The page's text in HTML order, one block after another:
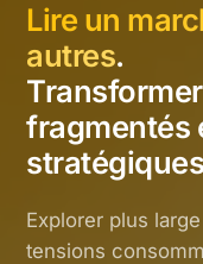
Se connecter
FR
Lire un
autres.
fragmentés
Explorer plus
tensions